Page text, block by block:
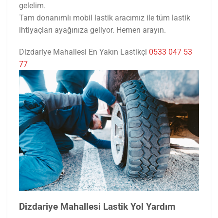
gelelim.
Tam donanımlı mobil lastik aracımız ile tüm lastik
ihtiyaçları ayağınıza geliyor. Hemen arayın.
Dizdariye Mahallesi En Yakın Lastikçi 0533 047 53
77
Dizdariye Mahallesi Lastik Yol Yardım